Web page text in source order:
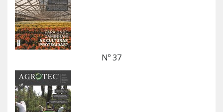
Nº 37